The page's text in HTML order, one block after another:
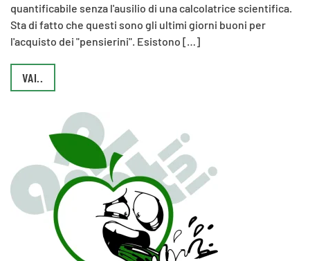
quantificabile senza l'ausilio di una calcolatrice scientifica.
Sta di fatto che questi sono gli ultimi giorni buoni per
l'acquisto dei "pensierini". Esistono […]
VAI..